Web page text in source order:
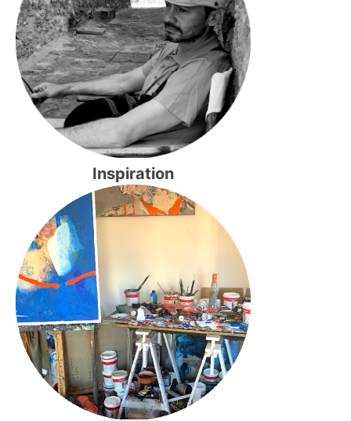
Inspiration